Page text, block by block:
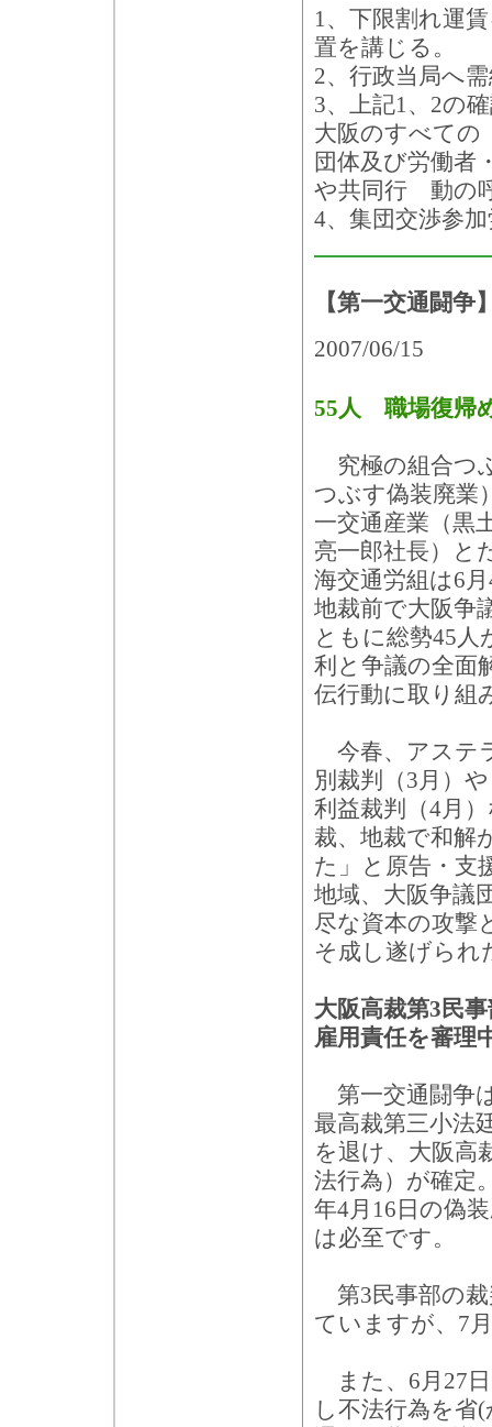
1、下限割れ運
置を講じる。
2、行政当局へ
3、上記1、2の
大阪のすべて
団体及び労働
や共同行 動の
4、集団交渉参
【第一交通闘争
2007/06/15
55人 職場復帰
究極の組合つ
つぶす偽装廃業
一交通産業（黒
亮一郎社長）と
海交通労組は6
地裁前で大阪争
ともに総勢45人
利と争議の全面
伝行動に取り組
今春、アステ
別裁判（3月）
利益裁判（4月
裁、地裁で和解
た」と原告・支
地域、大阪争議
尽な資本の攻撃
そ成し遂げられ
大阪高裁第3民
雇用責任を審理
第一交通闘争
最高裁第三小法
を退け、大阪高
法行為）が確定
年4月16日の偽
は必至です。
第3民事部の裁
ていますが、7
また、6月27
し不法行為を省